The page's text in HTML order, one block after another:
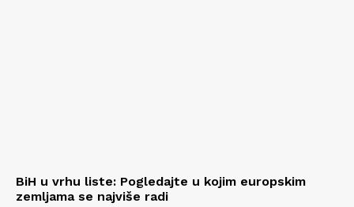
BiH u vrhu liste: Pogledajte u kojim europskim
zemljama se najviše radi